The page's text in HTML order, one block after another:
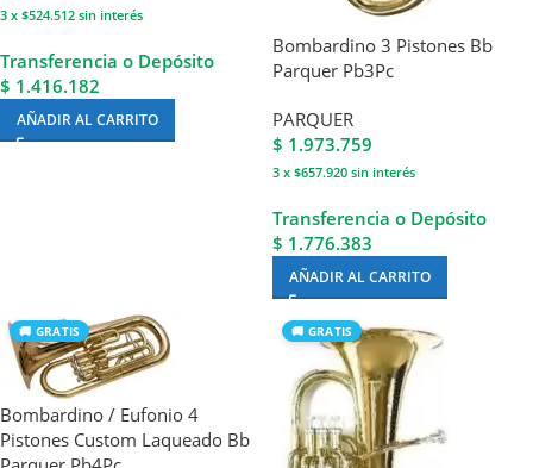
3 x $524.512 sin interés
Transferencia o Depósito
$ 1.416.182
AÑADIR AL CARRITO
Bombardino 3 Pistones Bb
Parquer Pb3Pc
PARQUER
$ 1.973.759
3 x $657.920 sin interés
Transferencia o Depósito
$ 1.776.383
AÑADIR AL CARRITO
🚚 GRATIS
Bombardino / Eufonio 4
Pistones Custom Laqueado Bb
🚚 GRATIS